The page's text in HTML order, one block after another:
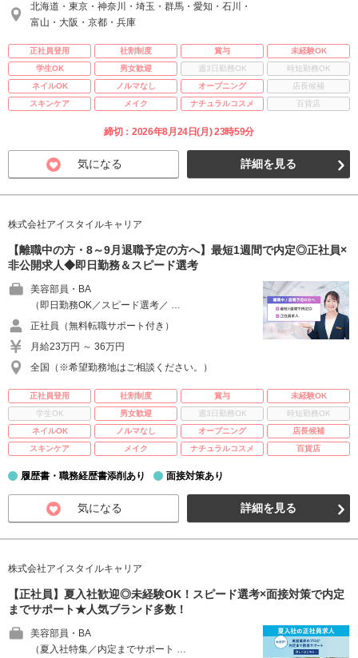
北海道・東京・神奈川・埼玉・群馬・愛知・石川・
富山・大阪・京都・兵庫
正社員登用 社割制度 賞与
未経験OK
学生OK
男女歓迎 週3日勤務OK
時短勤務OK
ネイルOK
ノルマなし オープニング
店長候補
スキンケア
メイク ナチュラルコスメ 百貨店
締切：2026年8月24日(月) 23時59分
気になる 詳細を見る
株式会社アイスタイルキャリア
【離職中の方・8～9月退職予定の方へ】最短1週間で内定◎正社員×
非公開求人◆即日勤務＆スピード選考
美容部員・BA
（即日勤務OK／スピード選考／ …
正社員（無料転職サポート付き）
月給23万円 ～ 36万円
全国（※希望勤務地はご相談ください。）
正社員登用 社割制度 賞与
未経験OK
学生OK
男女歓迎 週3日勤務OK
時短勤務OK
ネイルOK
ノルマなし オープニング
店長候補
スキンケア
メイク ナチュラルコスメ 百貨店
履歴書・職務経歴書添削あり 面接対策あり
気になる 詳細を見る
株式会社アイスタイルキャリア
【正社員】夏入社歓迎◎未経験OK！スピード選考×面接対策で内定
までサポート★人気ブランド多数！
美容部員・BA
（夏入社特集／内定までサポート …